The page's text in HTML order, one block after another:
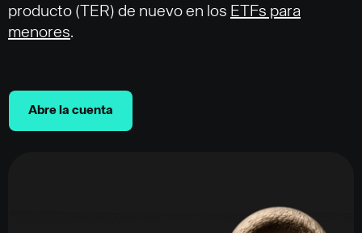
producto (TER) de nuevo en los ETFs para
menores.
Abre la cuenta